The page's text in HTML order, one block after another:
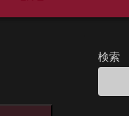
検索